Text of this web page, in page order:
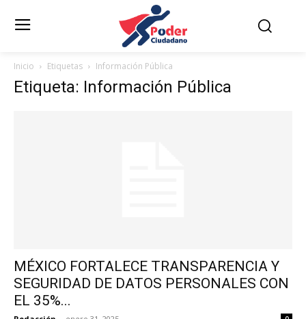
Inicio Etiquetas Información Pública
Etiqueta: Información Pública
MÉXICO FORTALECE TRANSPARENCIA Y
SEGURIDAD DE DATOS PERSONALES CON
EL 35%...